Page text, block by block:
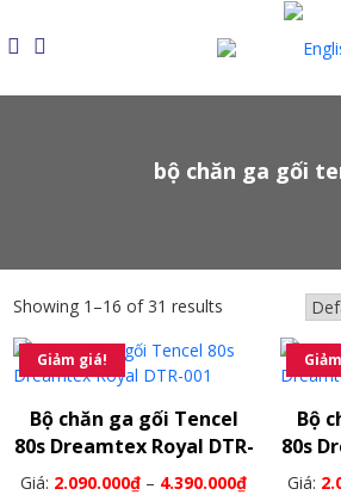
to
content
bộ chăn ga gối
Showing 1–16 of 31 results
Giảm giá!
Bộ chăn ga gối Tencel
80s Dreamtex Royal DTR-
001
Giá: 2.090.000₫ – 4.390.000₫
Bộ
80s
Giá: